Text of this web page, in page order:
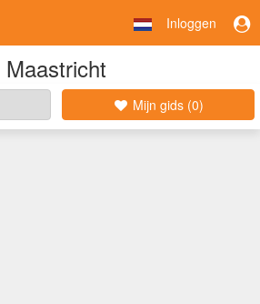
Inloggen
Maastricht
Mijn gids (0)